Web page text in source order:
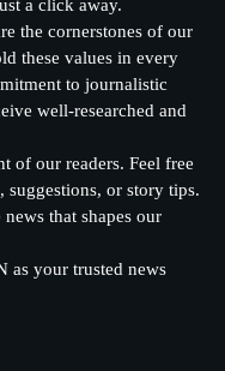
a click away.
the cornerstones of our
these values in every
to journalistic
well-researched and
of our readers. Feel free
or story tips.
that shapes our
as your trusted news